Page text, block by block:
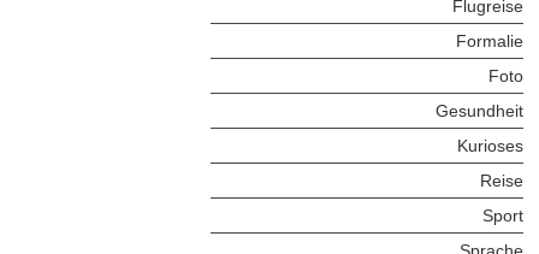
Flugreise
Formalie
Foto
Gesundheit
Kurioses
Reise
Sport